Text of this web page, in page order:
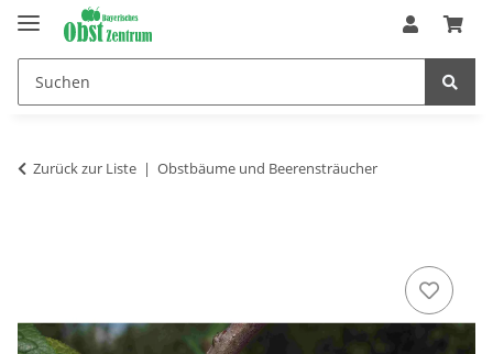
Zurück zur Liste Obstbäume und Beerensträucher